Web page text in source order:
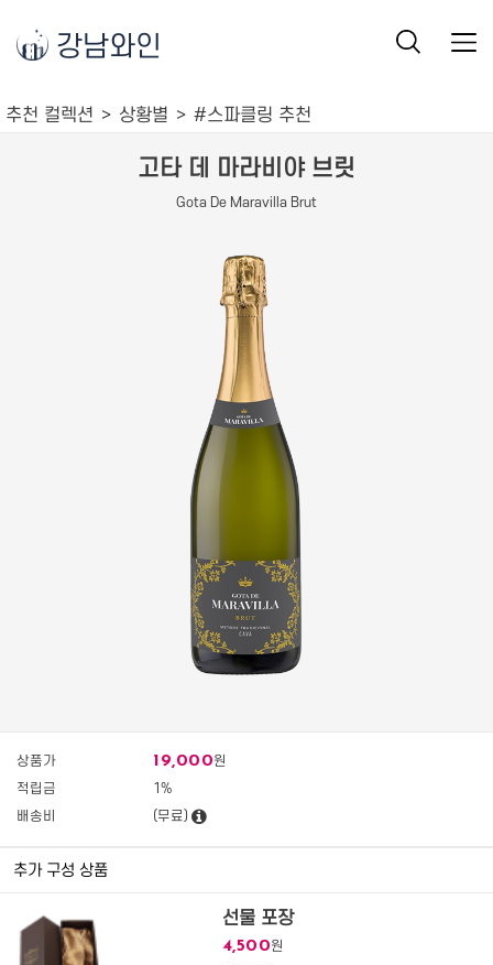
강남와인
추천 컬렉션 상황별 #스파클링 추천
고타 데 마라비야 브릿
Gota De Maravilla Brut
상품가 19,000원
적립금
1%
배송비
(무료)
추가 구성 상품
선물 포장
4,500원